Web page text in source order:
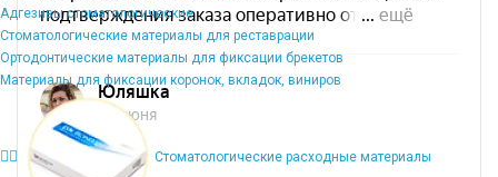
Адгезивы стоматологические
Стоматологические материалы для реставрации
Ортодонтические материалы для фиксации брекетов
Материалы для фиксации коронок, вкладок, виниров
Стоматологические расходные материалы